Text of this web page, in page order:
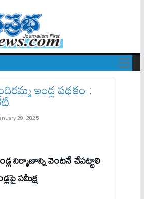
ఇండ్ల పథకం :
29, 2025
నిర్మాణాన్ని వెంటనే చేపట్టాలి
సమీక్ష